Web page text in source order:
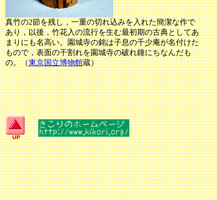
真竹の2節を残し，一重の切れ込みを入れた簡潔な作で
あり，以後，竹花入の流行を生む最初期の古典としてあ
まりにも名高い。園城寺の銘は子息の千少庵が名付けた
もので，表面の干割れを園城寺の破れ鐘にちなんだも
の。（東京国立博物館蔵）